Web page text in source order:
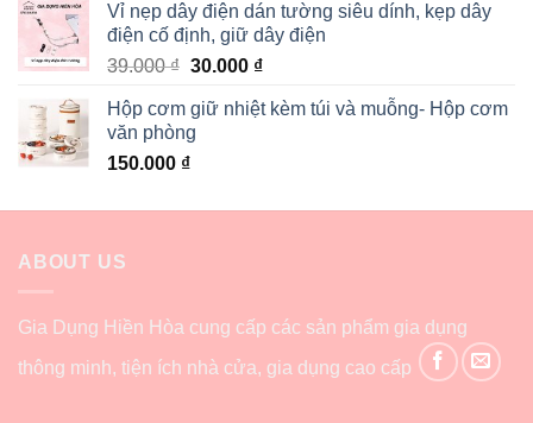
Vỉ nẹp dây điện dán tường siêu dính, kẹp dây
điện cố định, giữ dây điện
39.000₫ 30.000 ₫
Hộp cơm giữ nhiệt kèm túi và muỗng- Hộp cơm
văn phòng
150.000 ₫
ABOUT US
Gia Dụng Hiền Hòa cung cấp các sản phẩm gia dụng
thông minh, tiện ích nhà cửa, gia dụng cao cấp